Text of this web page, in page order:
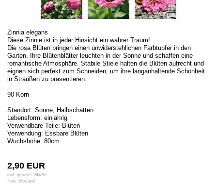
Zinnia elegans
Diese Zinnie ist in jeder Hinsicht ein wahrer Traum!
Die rosa Blüten bringen einen unwiderstehlichen Farbtupfer in den
Garten. Ihre Blütenblätter leuchten in der Sonne und schaffen eine
romantische Atmosphäre. Stabile Stiele halten die Blüten aufrecht und
eignen sich perfekt zum Schneiden, um ihre langanhaltende Schönheit
in Sträußen zu präsentieren.
90 Korn
Standort: Sonne, Halbschatten
Lebensform: einjährig
Verwendbare Teile: Blüten
Verwendung: Essbare Blüten
Wuchshöhe: 80cm
2,90 EUR
inkl. gesetzl. MwSt.
zzgl. Versand